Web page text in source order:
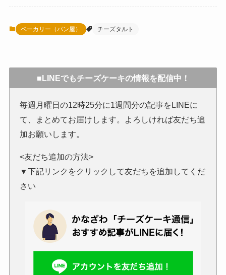
ベーカリー（パン屋） チーズタルト
■LINEでもチーズケーキの情報を配信中！
毎週月曜日の12時25分に1週間分の記事をLINEに
て、まとめてお届けします。よろしければ友だち追
加お願いします。
<友だち追加の方法>
▼下記リンクをクリックして友だちを追加してくだ
さい